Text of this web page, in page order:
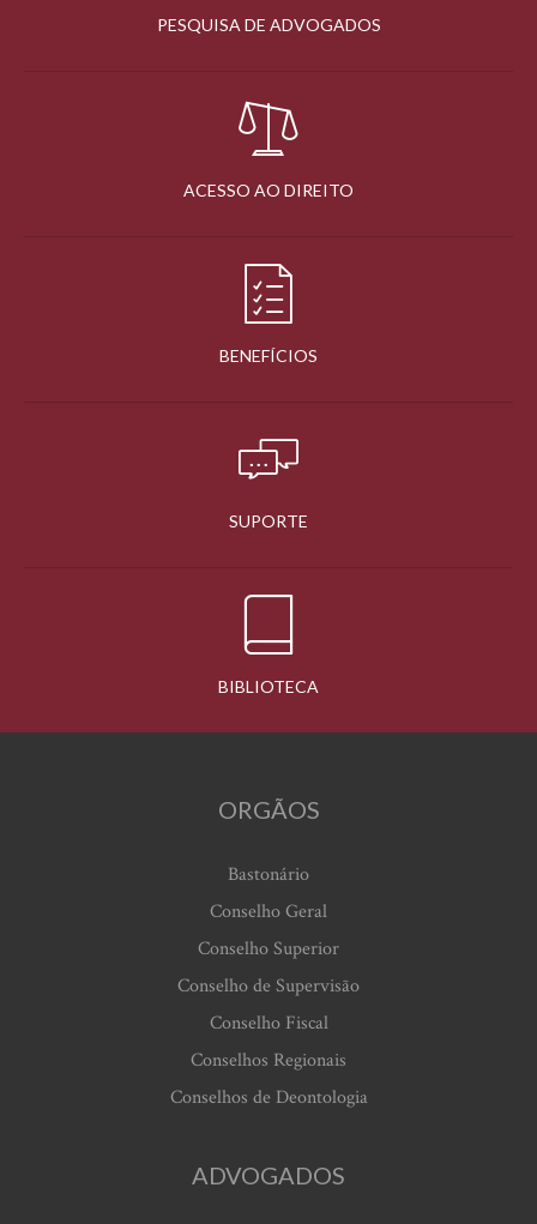
PESQUISA DE ADVOGADOS
ACESSO AO DIREITO
BENEFÍCIOS
SUPORTE
BIBLIOTECA
ORGÃOS
Bastonário
Conselho Geral
Conselho Superior
Conselho de Supervisão
Conselho Fiscal
Conselhos Regionais
Conselhos de Deontologia
ADVOGADOS